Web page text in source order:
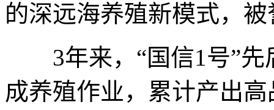
的深远海养殖新模式，
3年来，“国信1号”先
成养殖作业，累计产出